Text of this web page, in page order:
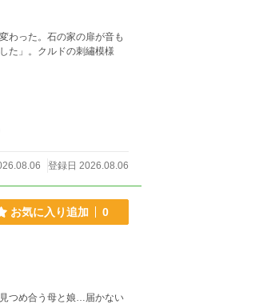
わった。石の家の扉が音も
た」。クルドの刺繡模様
登録日 2026.08.06
お気に入り追加 0
つめ合う母と娘…届かない